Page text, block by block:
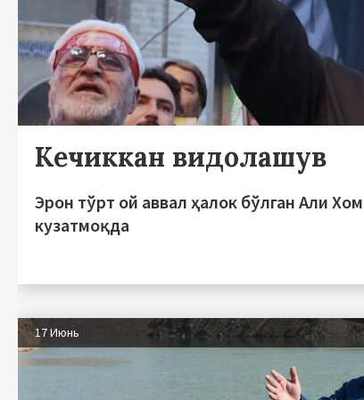
Кечиккан видолашув
Эрон тўрт ой аввал ҳалок бўлган Али
кузатмоқда
17 Июнь